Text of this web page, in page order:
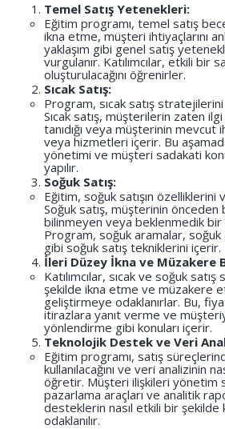
Temel Satış Yetenekleri:
Eğitim programı, temel satış
ikna etme, müşteri ihtiyaçlarını
yaklaşım gibi genel satış
vurgulanır. Katılımcılar, etkili bir
oluşturulacağını öğrenirler.
Sıcak Satış:
Program, sıcak satış
Sıcak satış, müşterilerin zaten
tanıdığı veya müşterinin mevcut
veya hizmetleri içerir. Bu
yönetimi ve müşteri sadakati
yapılır.
Soğuk Satış:
Eğitim, soğuk satışın
Soğuk satış, müşterinin
bilinmeyen veya beklenmedik bir
Program, soğuk aramalar,
gibi soğuk satış tekniklerini içerir.
İleri Düzey İkna ve Müzakere
Katılımcılar, sıcak ve soğuk
şekilde ikna etme ve müzakere
geliştirmeye odaklanırlar. Bu,
itirazlara yanıt verme ve
yönlendirme gibi konuları içerir.
Teknolojik Destek ve Veri
Eğitim programı, satış
kullanılacağını ve veri analizinin
öğretir. Müşteri ilişkileri yönetim
pazarlama araçları ve analitik
desteklerin nasıl etkili bir şekilde
odaklanılır.